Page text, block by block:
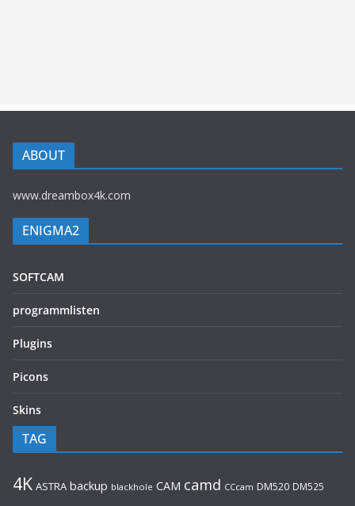
ABOUT
www.dreambox4k.com
ENIGMA2
SOFTCAM
programmlisten
Plugins
Picons
Skins
TAG
4K ASTRA backup blackhole CAM camd CCcam DM520 DM525